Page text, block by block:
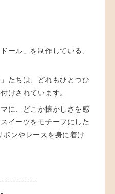
ール」を制作している、
たちは、どれもひとつひ
けされています。
に、どこか懐かしさを感
イーツをモチーフにした
ボンやレースを身に着け